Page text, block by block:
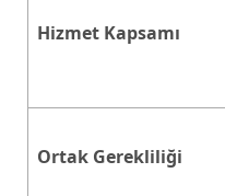
Hizmet Kapsamı
Ortak Gerekliliği